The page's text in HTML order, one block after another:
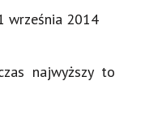
września 2014
najwyższy to